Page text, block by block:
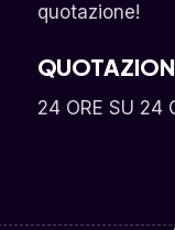
quotazione!
24 ORE SU 24